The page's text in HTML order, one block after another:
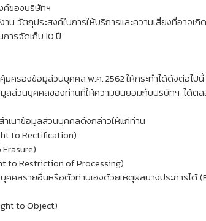
ค์ของบริษัทฯ­
วัตถุประสงค์ในการให้บริการและความเสี่ยงที่อาจเกิ
ารจัดเก็บ 10 ปี
ครองข้อมูส่วนบุคคล พ.ศ. 2562 ให้กระทำได้ดังต่อไปนี้
ส่วนบุคคลของท่านที่ให้ความยินยอมกับบริษัทฯ ได้ตล
เนาข้อมูลส่วนบุคคลดังกล่าวให้แก่ท่าน
to Rectification)
to Restriction of Processing)
คลรายอื่นหรือตัวท่านเองด้วยเหตุผลบางประการได้
to Object)